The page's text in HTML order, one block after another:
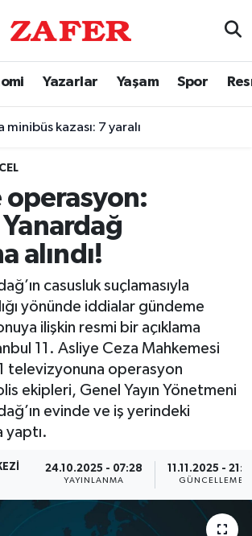
Yazarlar Yaşam Spor
kazası: 7 yaralı
operasyon:
alındı!
casusluk suçlamasıyla
yönünde iddialar gündeme
ilişkin resmi bir açıklama
11. Asliye Ceza Mahkemesi
televizyonuna operasyon
ekipleri, Genel Yayın Yönetmeni
evinde ve iş yerindeki
yaptı.
24.10.2025 - 07:28
YAYINLANMA
11.11.2025 -
GÜNCELLEME
Durumu ve Fikstür
Haberleri